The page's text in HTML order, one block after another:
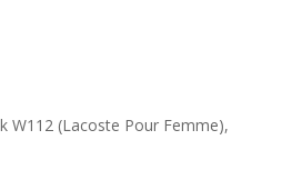
W112 (Lacoste Pour Femme),